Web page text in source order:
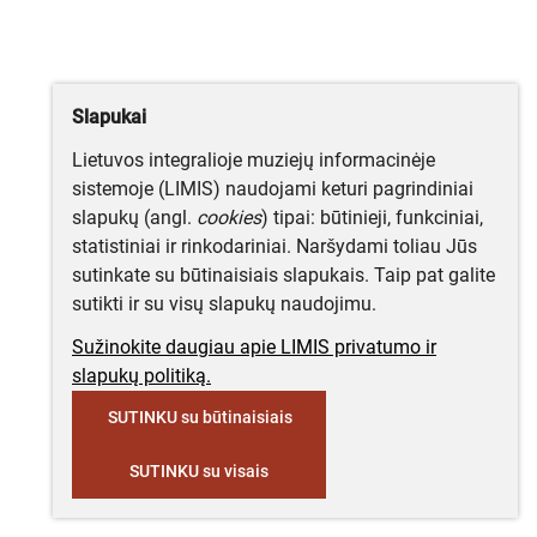
Slapukai
Lietuvos integralioje muziejų informacinėje
sistemoje (LIMIS) naudojami keturi pagrindiniai
slapukų (angl. cookies) tipai: būtinieji, funkciniai,
statistiniai ir rinkodariniai. Naršydami toliau Jūs
sutinkate su būtinaisiais slapukais. Taip pat galite
sutikti ir su visų slapukų naudojimu.
Sužinokite daugiau apie LIMIS privatumo ir
slapukų politiką.
SUTINKU su būtinaisiais
SUTINKU su visais